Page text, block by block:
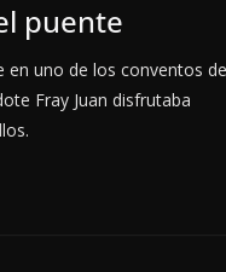
puente
en uno de los conventos de
Fray Juan disfrutaba